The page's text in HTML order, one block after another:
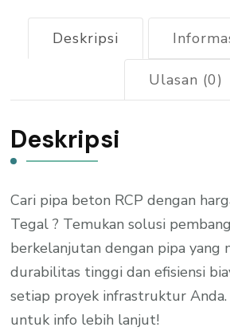
Deskripsi
Ulasan (0)
Deskripsi
Cari pipa beton RCP dengan
Tegal ? Temukan solusi
berkelanjutan dengan pipa yang
durabilitas tinggi dan efisiensi
setiap proyek infrastruktur
untuk info lebih lanjut!